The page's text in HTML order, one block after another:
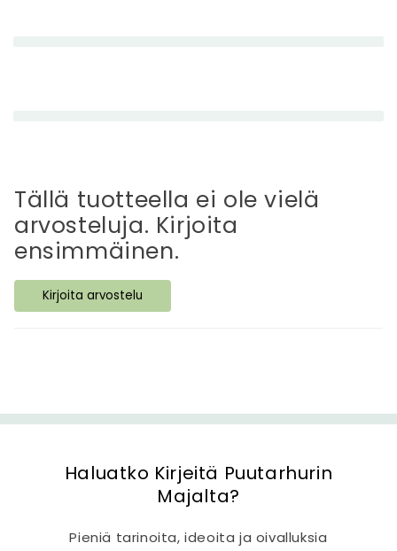
ä
s
i
s
ä
l
Tällä tuotteella ei ole vielä
arvosteluja. Kirjoita
ensimmäinen.
Kirjoita arvostelu
Haluatko Kirjeitä Puutarhurin
Majalta?
Pieniä tarinoita, ideoita ja oivalluksia